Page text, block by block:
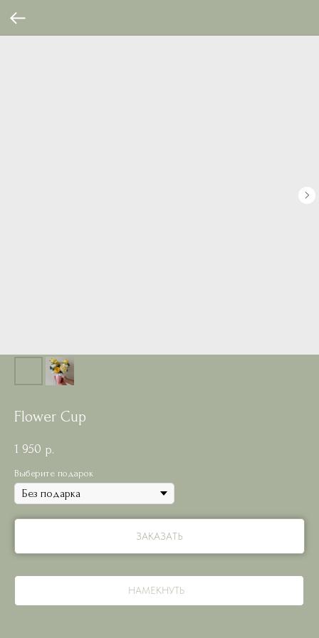
Flower Cup
1 950 р.
Выберите подарок
ЗАКАЗАТЬ
НАМЕКНУТЬ